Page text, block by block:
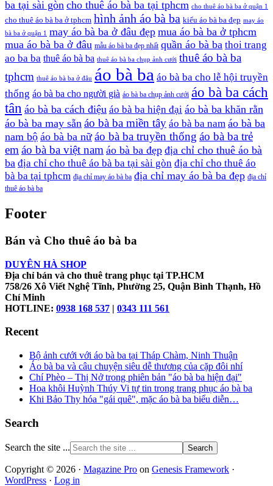
ba tại sài gòn cho thuê áo bà ba tại tphcm cho thuê áo bà ba ở quận 1
cho thuê áo bà ba ở tphcm hình ảnh áo bà ba kiểu áo bà ba đẹp may áo
bà ba ở quận 1
may áo bà ba ở đâu đẹp mua áo bà ba ở tphcm
mua áo bà ba ở đâu mẫu áo bà ba đẹp nhất quần áo bà ba thoi trang
ao ba ba thuê áo bà ba thuê áo bà ba chụp ảnh cưới thuê áo bà ba
tphcm thuê áo bà ba ở đâu áo bà ba áo bà ba cho lễ hội truyền
thống áo bà ba cho người già áo bà ba chụp ảnh cưới áo bà ba cách
tân áo bà ba cách điệu áo bà ba hiện đại áo bà ba khăn rằn
áo bà ba may sẵn áo bà ba miền tây áo bà ba nam áo bà ba
nam bộ áo bà ba nữ áo bà ba truyền thống áo bà ba trẻ
em áo bà ba việt nam áo bà ba đẹp địa chỉ cho thuê áo bà
ba địa chỉ cho thuê áo bà ba tại sài gòn địa chỉ cho thuê áo
bà ba tại tphcm địa chỉ may áo bà ba địa chỉ may áo bà ba đẹp địa chỉ
thuê áo bà ba
Footer
Bán và Cho thuê áo bà ba
DUYÊN HÀ SHOP
Địa chỉ bán và cho thuê trang phục tại TP.HCM
758/26 Xô Viết Nghệ Tĩnh, Phường 25, Quận Bình Thạnh, Hồ
Chí Minh
HOTLINE: 0938 168 537 | 0343 111 561
Recent
Bộ ảnh cưới với áo bà ba tại Tháp Chàm, Ninh Thuận
Áo bà ba và câu chuyện siêu dễ thương của cặp đôi nhí
Chí Phèo – Thị Nở trong phiên bản "áo bà ba hiện đại"
Hoa khôi Huỳnh Thúy Vi tự tin trong trang phục áo bà ba
Khi Bảo Thy hóa "gái quê", mặc áo bà ba biểu diễn…
Search
Search the site ...
Copyright © 2026 · Magazine Pro on Genesis Framework ·
WordPress · Log in